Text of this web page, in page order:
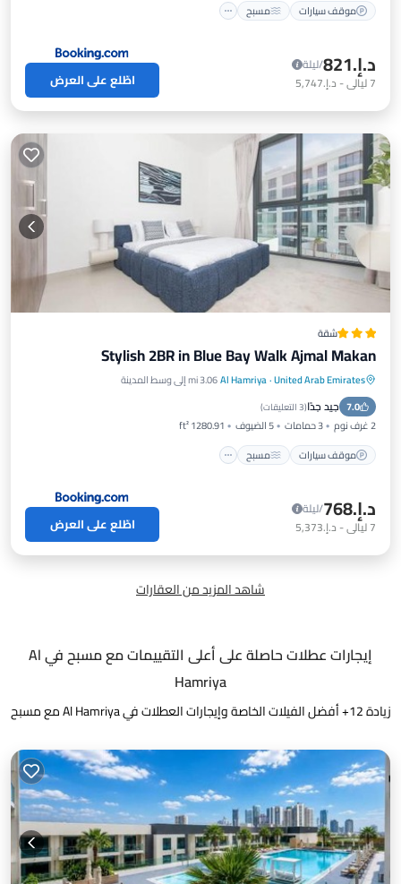
موقف سيارات
مسبح
د.إ.‏821
/ليلة
7ليالي- د.إ.‏5,747 اطّلع على العرض
شقة
Stylish 2BR in Blue Bay Walk Ajmal Makan
United Arab Emirates
·
Al Hamriya3.06 mi إلى وسط المدينة
7.0 جيد جدًا(3 التعليقات )
2 غرف نوم 3 حمامات 5 الضيوف
1280.91 ft²
موقف سيارات
مسبح
موقف سيارات مسبح
شرفة / تراس
إطلالة
د.إ.‏768
/ليلة
7ليالي- د.إ.‏5,373 اطّلع على العرض
شاهد المزيد من العقارات
إيجارات عطلات حاصلة على أعلى التقييمات مع مسبح في Al
Hamriya
زيادة12+ أفضل الفيلات الخاصة وإيجارات العطلات في Al Hamriya مع مسبح